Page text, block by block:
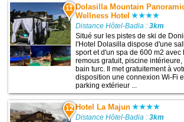
11 Dolasilla Mountain
Wellness Hotel
Distance Hôtel-Badia :3km
Situé sur les pistes de ski de
l'Hotel Dolasilla dispose d'une
sport et d'un spa de 600 m2 avec
remous gratuit, piscine
bain turc. Il met gratuitement à
disposition une connexion Wi-Fi
parking extérieur ...
12 Hotel La Majun
Distance Hôtel-Badia :3km